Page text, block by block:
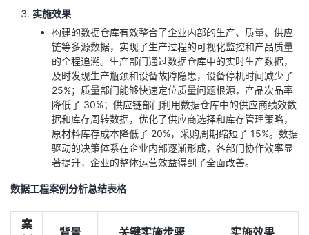
实施效果
构建的数据仓库有效整合了企业内部的生产、质量、供应
链等多源数据，实现了生产过程的可视化监控和产品质量
的全程追溯。生产部门通过数据仓库中的实时生产数据，
及时发现生产瓶颈和设备故障隐患，设备停机时间减少了
25%；质量部门能够快速定位质量问题根源，产品次品率
降低了 30%；供应链部门利用数据仓库中的供应商绩效数
据和库存周转数据，优化了供应商选择和库存管理策略，
原材料库存成本降低了 20%，采购周期缩短了 15%。数据
驱动的决策体系在企业内部逐渐形成，各部门协作效率显
著提升，企业的整体运营效益得到了全面改善。
数据工程案例分析总结表格
案
背景 关键实施步骤 实施效果